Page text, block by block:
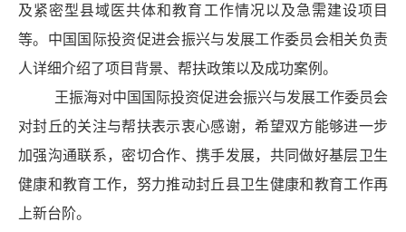
及紧密型县域医共体和教育工作情况以及急需建设项目
等。中国国际投资促进会振兴与发展工作委员会相关负责
人详细介绍了项目背景、帮扶政策以及成功案例。
王振海对中国国际投资促进会振兴与发展工作委员会
对封丘的关注与帮扶表示衷心感谢，希望双方能够进一步
加强沟通联系，密切合作、携手发展，共同做好基层卫生
健康和教育工作，努力推动封丘县卫生健康和教育工作再
上新台阶。